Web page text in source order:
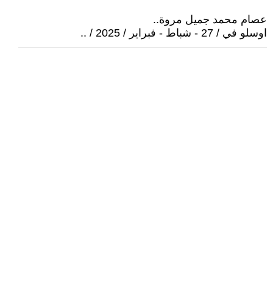
عصام محمد جميل مروة..
اوسلو في / 27 - شباط - فبراير / 2025 / ..